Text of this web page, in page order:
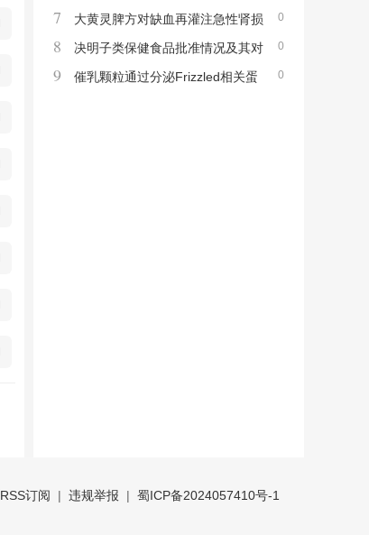
作用的研究进展
0
7
大黄灵脾方对缺血再灌注急性肾损
伤大鼠氧化应激反应的调节作用机制
0
8
决明子类保健食品批准情况及其对
食药物质产品研发和监管的启示
0
9
催乳颗粒通过分泌Frizzled相关蛋
RSS订阅 | 违规举报 | 蜀ICP备2024057410号-1